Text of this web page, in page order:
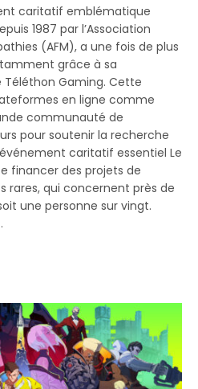
caritatif emblématique
1987 par l’Association
(AFM), a une fois de plus
grâce à sa
Téléthon Gaming. Cette
en ligne comme
communauté de
pour soutenir la recherche
caritatif essentiel Le
financer des projets de
rares, qui concernent près de
une personne sur vingt.